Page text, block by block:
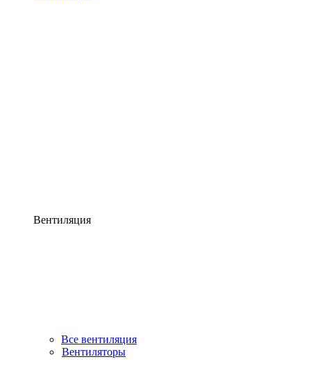
Вентиляция
Все вентиляция
Вентиляторы